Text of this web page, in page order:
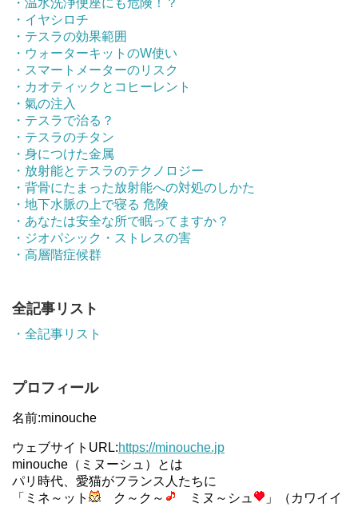
・温水洗浄便座にも危険！？
・イヤシロチ
・テスラの効果範囲
・ウォーターキットのW使い
・スマートメーターのリスク
・カオティックとコヒーレント
・氣の注入
・テスラで治る？
・テスラのチタン
・身につけた金属
・放射能とテスラのテクノロジー
・背骨にたまった放射能への対処のしかた
・地下水脈の上で寝る 危険
・あなたは安全な所で眠ってますか？
・ジオパシック・ストレスの害
・高層階症候群
全記事リスト
・全記事リスト
プロフィール
名前:minouche
ウェブサイトURL:https://minouche.jp
minouche（ミヌーシュ）とは
パリ時代、愛猫がフランス人たちに
「ミネ～ット
ク～ク～ ミヌ～シュ
」（カワイイ